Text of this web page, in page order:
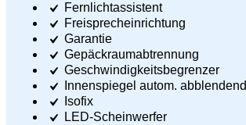
Fernlichtassistent
Freisprecheinrichtung
Garantie
Gepäckraumabtrennung
Geschwindigkeitsbegrenzer
Innenspiegel autom. abblendend
Isofix
LED-Scheinwerfer